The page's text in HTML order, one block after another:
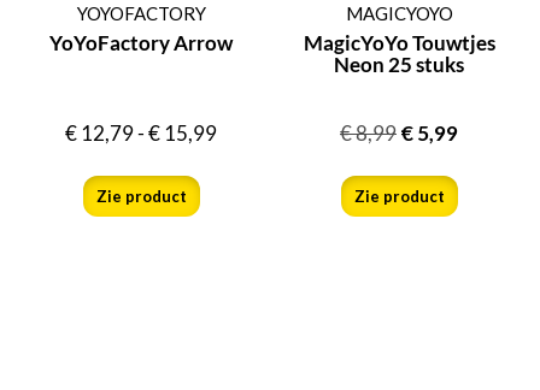
YOYOFACTORY
YoYoFactory Arrow
€12,79-€15,99
Zie product
MAGICYOYO
MagicYoYo Touwtjes
Neon 25 stuks
€8,99€5,99
Zie product